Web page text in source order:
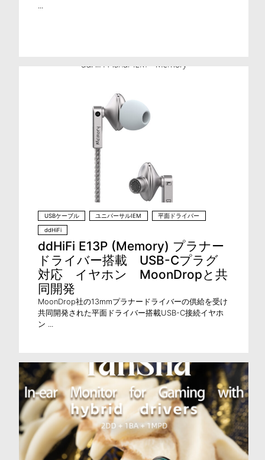
...
USBケーブル ユニバーサルIEM 平面ドライバー
ddHiFi
ddHiFi E13P (Memory) プラナー
ドライバー搭載 USB-Cプラグ
対応 イヤホン MoonDropと共
同開発
MoonDrop社の13mmプラナードライバーの供給を受け
共同開発された平面ドライバー搭載USB-C接続イヤホ
ン ...